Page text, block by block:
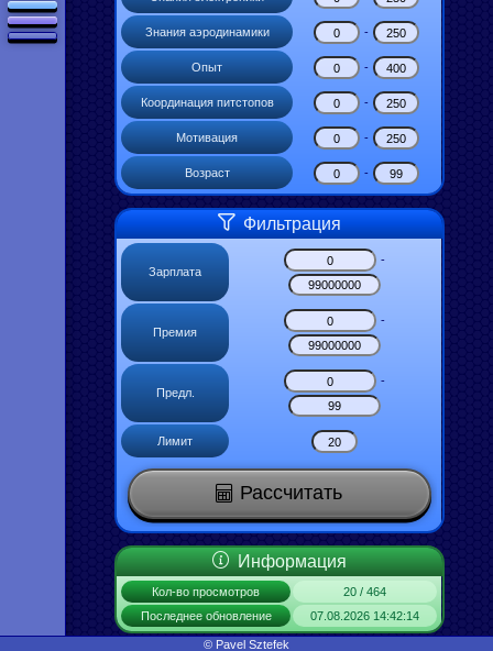
Знания аэродинамики -
Опыт -
Координация питстопов -
Мотивация -
Возраст -
Фильтрация
Зарплата
-
Премия
-
Предл.
-
Лимит
Рассчитать
Информация
Кол-во просмотров
20 / 464
Последнее обновление
07.08.2026 14:42:14
© Pavel Sztefek